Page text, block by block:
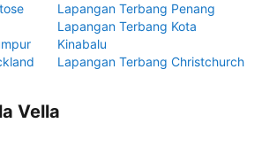
Lapangan Terbang Penang
Lapangan Terbang Kota
Kinabalu
Lapangan Terbang Christchurch
la Vella